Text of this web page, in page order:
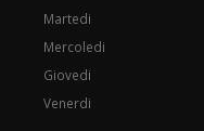
Martedi
Mercoledi
Giovedi
Venerdi